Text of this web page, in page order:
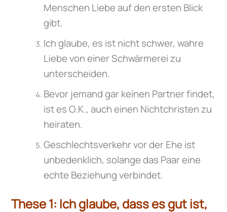
Menschen Liebe auf den ersten Blick
gibt.
Ich glaube, es ist nicht schwer, wahre
Liebe von einer Schwärmerei zu
unterscheiden.
Bevor jemand gar keinen Partner findet,
ist es O.K., auch einen Nichtchristen zu
heiraten.
Geschlechtsverkehr vor der Ehe ist
unbedenklich, solange das Paar eine
echte Beziehung verbindet.
These 1: Ich glaube, dass es gut ist,